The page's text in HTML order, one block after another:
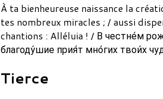
À ta bienheureuse naissance la
tes nombreux miracles ; / aussi
chantions : Alléluia ! / В честне́м
благоду́шие прия́т мно́гих твои́х
Tierce